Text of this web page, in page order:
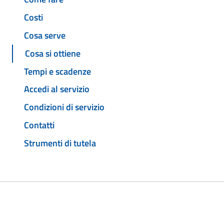
Costi
Cosa serve
Cosa si ottiene
Tempi e scadenze
Accedi al servizio
Condizioni di servizio
Contatti
Strumenti di tutela